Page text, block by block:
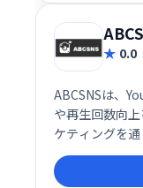
0.0
ABCSNSは、
や再生回数向
ケティングを